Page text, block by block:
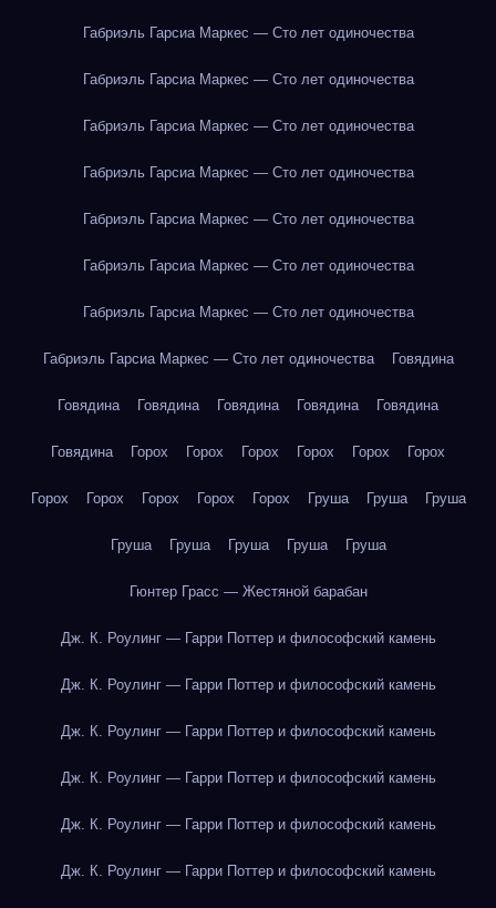
Габриэль Гарсиа Маркес — Сто лет одиночества
Габриэль Гарсиа Маркес — Сто лет одиночества
Габриэль Гарсиа Маркес — Сто лет одиночества
Габриэль Гарсиа Маркес — Сто лет одиночества
Габриэль Гарсиа Маркес — Сто лет одиночества
Габриэль Гарсиа Маркес — Сто лет одиночества
Габриэль Гарсиа Маркес — Сто лет одиночества
Габриэль Гарсиа Маркес — Сто лет одиночества Говядина
Говядина Говядина Говядина Говядина Говядина
Говядина Горох Горох Горох Горох Горох Горох
Горох Горох Горох Горох Горох Груша Груша Груша
Груша Груша Груша Груша Груша
Гюнтер Грасс — Жестяной барабан
Дж. К. Роулинг — Гарри Поттер и философский камень
Дж. К. Роулинг — Гарри Поттер и философский камень
Дж. К. Роулинг — Гарри Поттер и философский камень
Дж. К. Роулинг — Гарри Поттер и философский камень
Дж. К. Роулинг — Гарри Поттер и философский камень
Дж. К. Роулинг — Гарри Поттер и философский камень